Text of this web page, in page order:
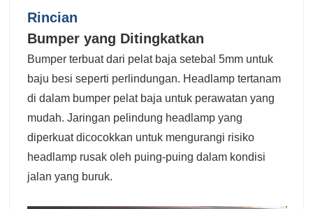
Rincian
Bumper yang Ditingkatkan
Bumper terbuat dari pelat baja setebal 5mm untuk
baju besi seperti perlindungan. Headlamp tertanam
di dalam bumper pelat baja untuk perawatan yang
mudah. Jaringan pelindung headlamp yang
diperkuat dicocokkan untuk mengurangi risiko
headlamp rusak oleh puing-puing dalam kondisi
jalan yang buruk.